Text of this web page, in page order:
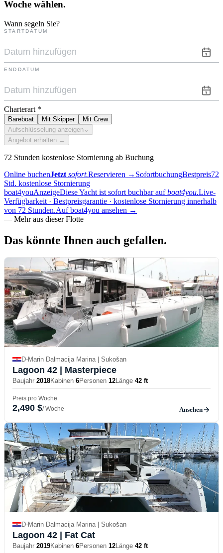
Woche wählen.
Wann segeln Sie?
STARTDATUM
ENDDATUM
Charterart *
Bareboat Mit Skipper
Mit Crew
Aufschlüsselung anzeigen ⌄
Angebot erhalten →
72 Stunden kostenlose Stornierung ab Buchung
Online buchenJetzt sofort.Reservieren → SofortbuchungBestpreis72
Std. kostenlose Stornierung
boat4youAnzeigeDiese Yacht ist sofort buchbar auf boat4you.Live-
Verfügbarkeit · Bestpreisgarantie · kostenlose Stornierung innerhalb
von 72 Stunden.Auf boat4you ansehen →
— Mehr aus dieser Flotte
Das könnte Ihnen auch gefallen.
D-Marin Dalmacija Marina | Sukošan
Lagoon 42 | Masterpiece
Baujahr 2018Kabinen 6Personen 12Länge 42 ft
Preis pro Woche
2,490 $/ Woche Ansehen
D-Marin Dalmacija Marina | Sukošan
Lagoon 42 | Fat Cat
Baujahr 2019Kabinen 6Personen 12Länge 42 ft